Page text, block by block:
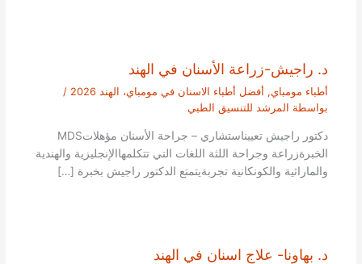
د. راجيش-زراعة الأسنان في الهند
أطباء مومباي, أفضل أطباء الاسنان في مومباي، الهند 2026
/
بواسطة المرشد للتنسيق الطبي
دكتور راجيش تعييناستشاري – جراحة الأسنان مؤهلاتMDS
الخبرةزراعة وجراحة اللثة اللغات التي تتكلمهاالإنجليزية والهندية
والماراثية والكونكانية تجربةيتمتع الدكتور راجيش بخبرة […]
د. بهاونا- علاج اسنان في الهند